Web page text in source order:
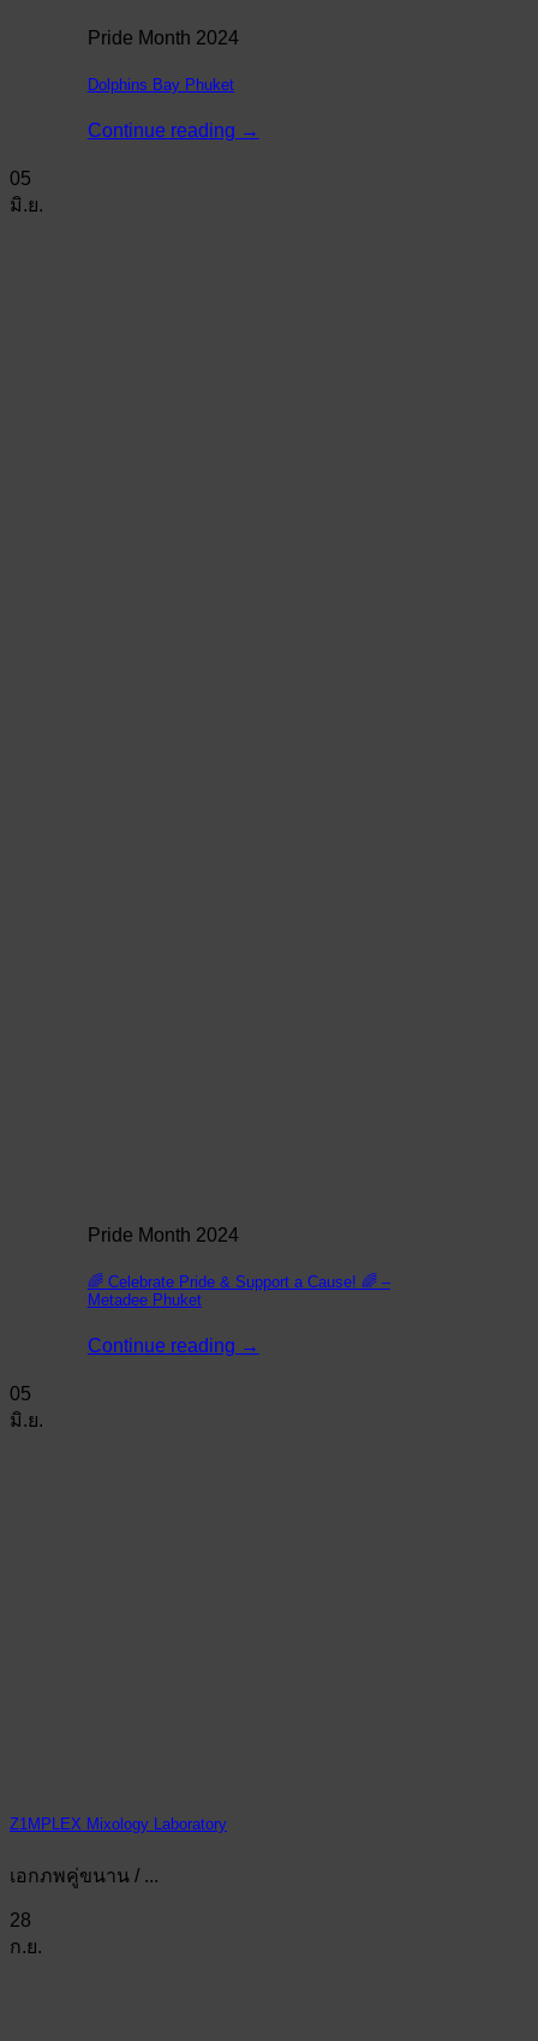
Pride Month 2024
Dolphins Bay Phuket
Continue reading →
05
มิ.ย.
Pride Month 2024
🌈 Celebrate Pride & Support a Cause! 🌈 –
Metadee Phuket
Continue reading →
05
มิ.ย.
Z1MPLEX Mixology Laboratory
เอกภพคู่ขนาน / ...
28
ก.ย.